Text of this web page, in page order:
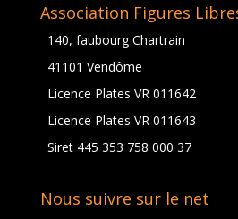
Association Figures
140, faubourg Chartrain
41101 Vendôme
Licence Plates VR 011642
Licence Plates VR 011643
Siret 445 353 758 000 37
Nous suivre sur le net